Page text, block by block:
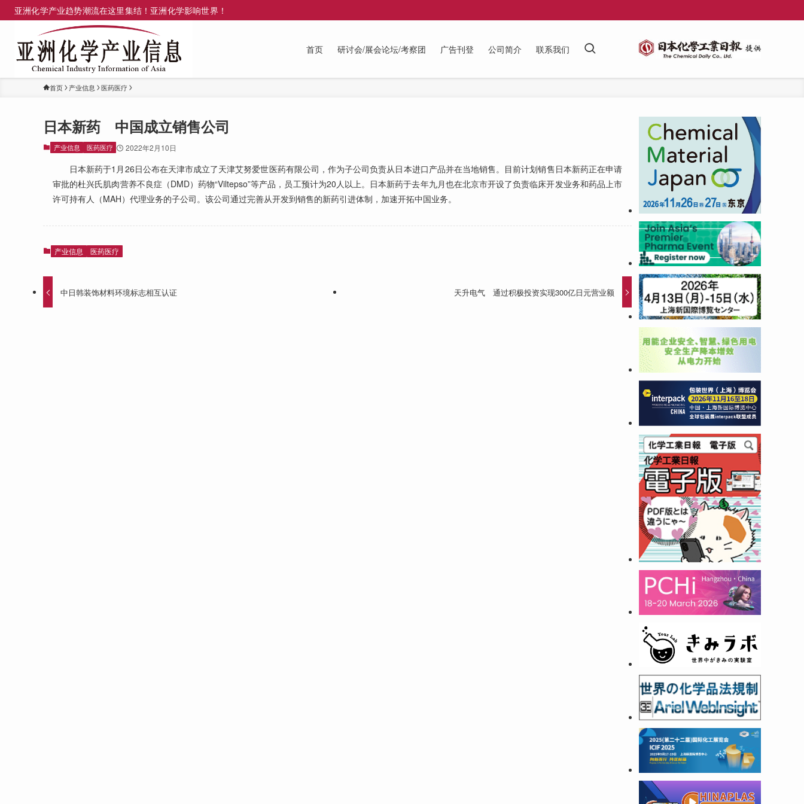
亚洲化学产业趋势潮流在这里集结！亚洲化学影响世界！
首页 研讨会/展会论坛/考察团 广告刊登 公司简介 联系我们
首页 产业信息 医药医疗
日本新药 中国成立销售公司
产业信息 医药医疗 2022年2月10日
日本新药于1月26日公布在天津市成立了天津艾努爱世医药有限公司，作为子公司负责从日本进口产品并在当地销售。目前计划销售日本新药正在申请
审批的杜兴氏肌肉营养不良症（DMD）药物“Viltepso”等产品，员工预计为20人以上。日本新药于去年九月也在北京市开设了负责临床开发业务和药品上市
许可持有人（MAH）代理业务的子公司。该公司通过完善从开发到销售的新药引进体制，加速开拓中国业务。
产业信息 医药医疗
中日韩装饰材料环境标志相互认证 天升电气 通过积极投资实现300亿日元营业额